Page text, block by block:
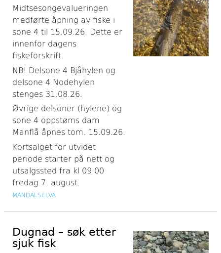
Midtsesongevalueringen
medførte åpning av fiske i
sone 4 til 15.09.26. Dette er
innenfor dagens
fiskeforskrift.
NB! Delsone 4 Bjåhylen og
delsone 4 Nodehylen
stenges 31.08.26.
Øvrige delsoner (hylene) og
sone 4 oppstøms dam
Manflå åpnes tom. 15.09.26.
Kortsalget for utvidet
periode starter på nett og
utsalgssted fra kl 09.00
fredag 7. august.
MANDALSELVA
Dugnad – søk etter
sjuk fisk